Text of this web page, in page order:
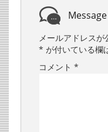
Message
メールアドレスが
* が付いている欄
コメント *